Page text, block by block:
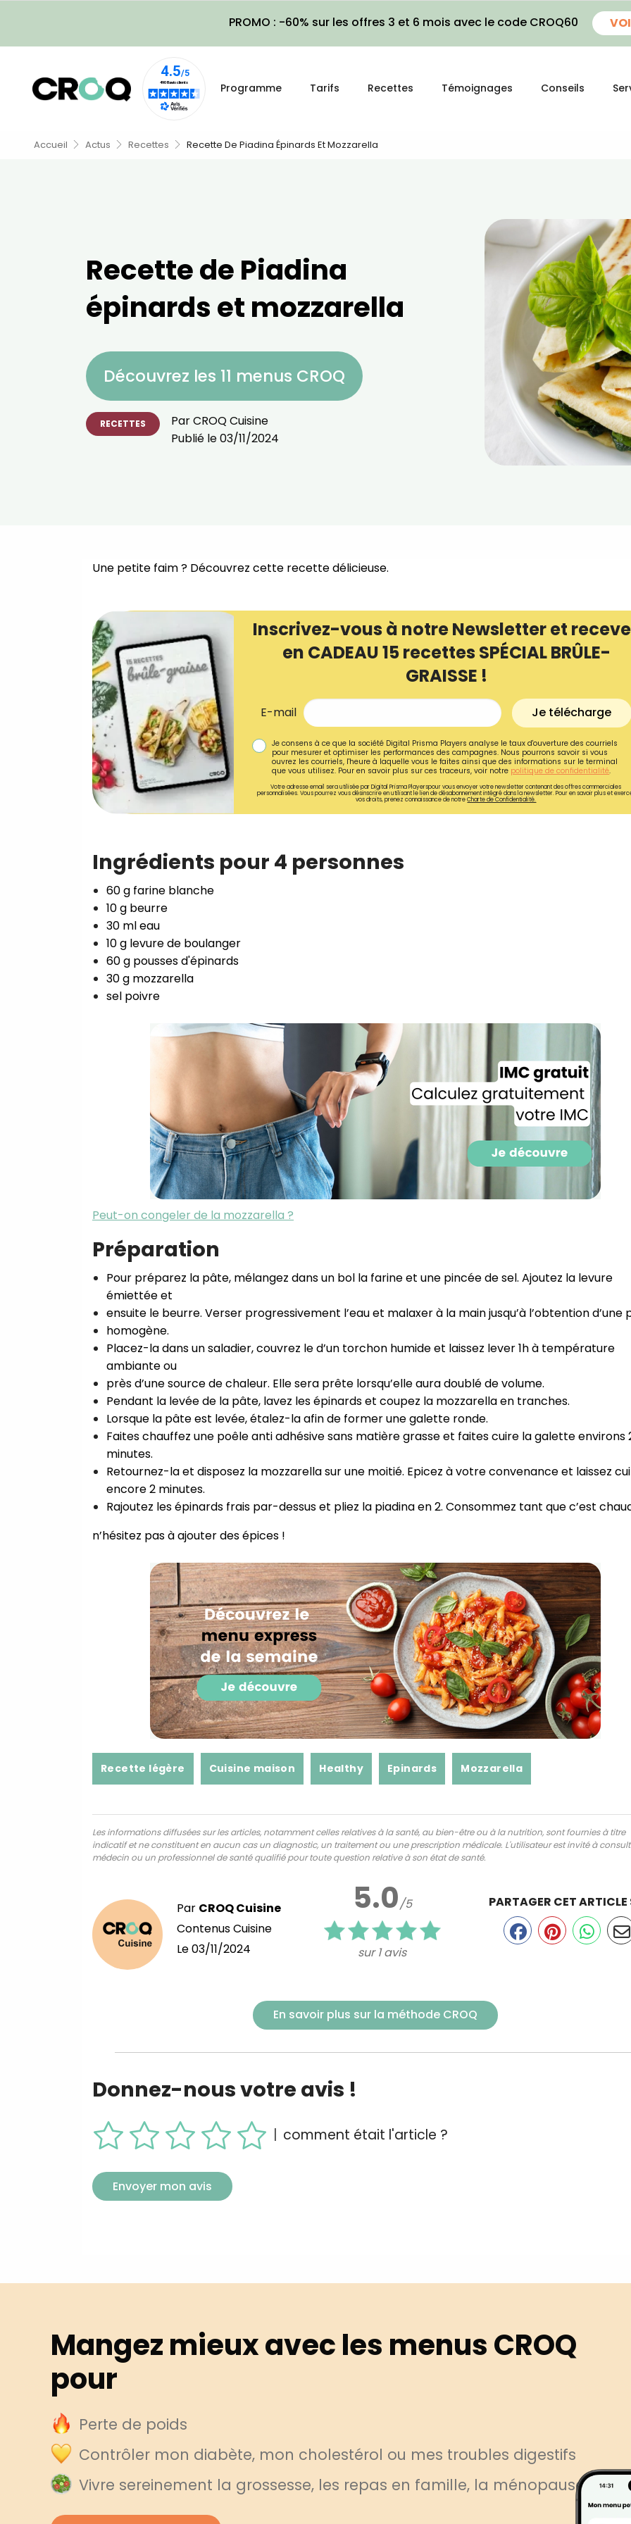
PROMO : -60% sur les offres 3 et 6 mois avec le code CROQ60
Programme Tarifs Recettes Témoignages Conseils
Accueil Actus Recettes Recette De Piadina Épinards Et Mozzarella⁣
Recette de Piadina
épinards et mozzarella⁣
Découvrez les 11 menus CROQ
RECETTES ParCROQ Cuisine
Publié le03/11/2024
Une petite faim ? ⁣Découvrez cette recette délicieuse.
Inscrivez-vous à notre Newsletter et
en CADEAU 15 recettes SPÉCIAL BRÛLE-
GRAISSE !
E-mail Je télécharge
Je consens à ce que la société Digital Prisma Players analyse le taux d'ouverture des courriels
pour mesurer et optimiser les performances des campagnes. Nous pourrons savoir si vous
ouvrez les courriels, l'heure à laquelle vous le faites ainsi que des informations sur le terminal
que vous utilisez. Pour en savoir plus sur ces traceurs, voir notre politique de confidentialité.
Votre adresse email sera utilisée par Digital Prisma Playerspour vous envoyer votre newsletter contenant des offres commerciales
personnalisées. Vous pourrez vous désinscrire en utilisant le lien de désabonnement intégré dans la newsletter. Pour en savoir plus et
vos droits, prenez connaissance de notreCharte de Confidentialité.
Ingrédients pour 4 personnes
60 g farine blanche⁣
10 g beurre⁣
30 ml eau⁣
10 g levure de boulanger⁣
60 g pousses d'épinards⁣
30 g mozzarella ⁣
sel poivre⁣
Peut-on congeler de la mozzarella ?
Préparation
Pour préparez la pâte, mélangez dans un bol la farine et une pincée de sel. Ajoutez la levure
émiettée et⁣
ensuite le beurre. Verser progressivement l’eau et malaxer à la main jusqu’à l’obtention d’une
homogène.⁣
Placez-la dans un saladier, couvrez le d’un torchon humide et laissez lever 1h à température
ambiante ou⁣
près d’une source de chaleur. Elle sera prête lorsqu’elle aura doublé de volume.⁣
Pendant la levée de la pâte, lavez les épinards et coupez la mozzarella en tranches.⁣
Lorsque la pâte est levée, étalez-la afin de former une galette ronde.⁣
Faites chauffez une poêle anti adhésive sans matière grasse et faites cuire la galette environs
minutes.⁣
Retournez-la et disposez la mozzarella sur une moitié. Epicez à votre convenance et laissez
encore 2 minutes.⁣
Rajoutez les épinards frais par-dessus et pliez la piadina en 2. Consommez tant que c’est
n’hésitez pas à ajouter des épices !⁣
Recette légère Cuisine maison Healthy Epinards Mozzarella
Les informations diffusées sur les articles, notamment celles relatives à la santé, au bien-être ou à la nutrition, sont fournies à titre
indicatif et ne constituent en aucun cas un diagnostic, un traitement ou une prescription médicale. L'utilisateur est invité à
médecin ou un professionnel de santé qualifié pour toute question relative à son état de santé.
Par CROQ Cuisine
Contenus Cuisine
Le03/11/2024
5.0/5
sur 1 avis
PARTAGER CET ARTICLE
En savoir plus sur la méthode CROQ
Donnez-nous votre avis !
comment était l'article ?
Envoyer mon avis
Mangez mieux avec les menus CROQ
pour
Perte de poids
Contrôler mon diabète, mon cholestérol ou mes troubles digestifs
Vivre sereinement la grossesse, les repas en famille, la ménopause
Recevez
recettes inédites de
CROQ.
Je consens à ce que la société
Prisma Players analyse le taux
performances des campagnes.
pourrons savoir si vous ouvrez les
l'heure à laquelle vous le faites
des informations sur le terminal
utilisez. Pour en savoir plus sur ces
voir notrepolitique de
Je reçois mon cadeau !
Votre adresse email sera utilisée par Digital Prisma
envoyer votre newsletter contenant des offres